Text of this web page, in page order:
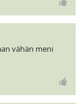
vähän meni